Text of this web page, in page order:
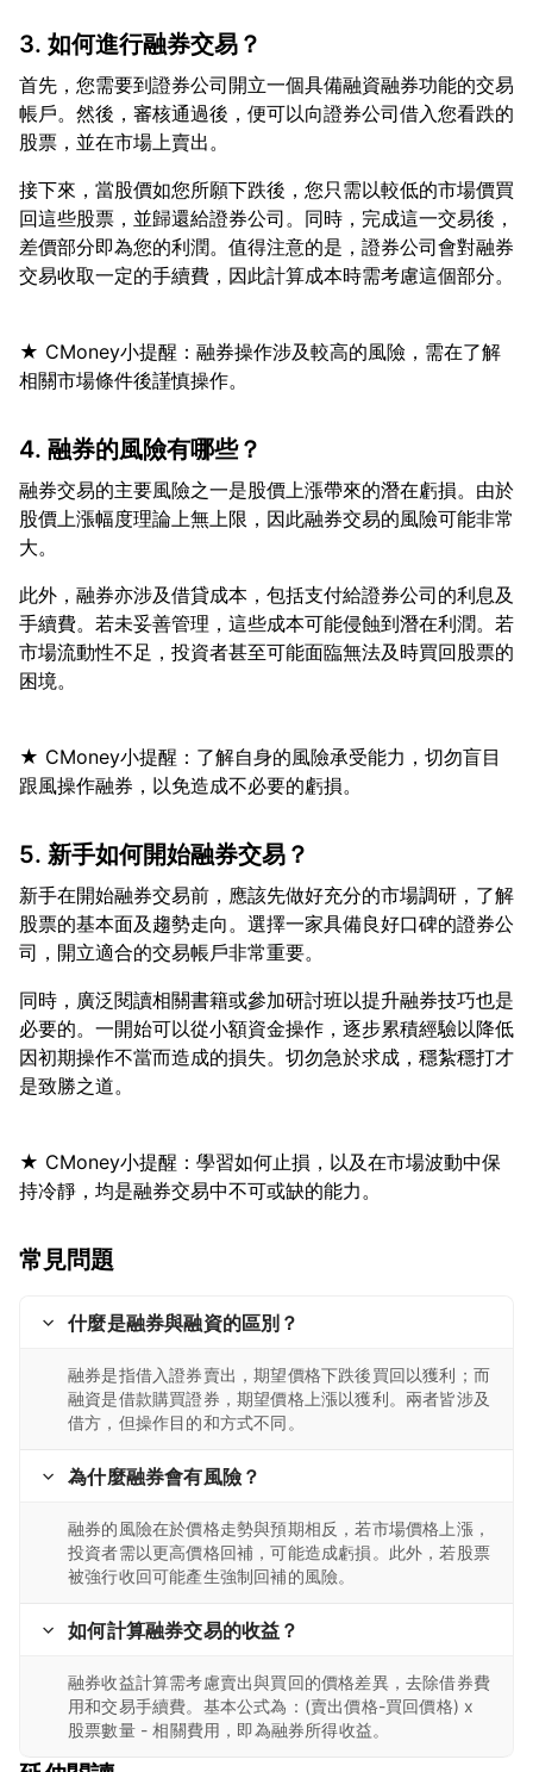
3. 如何進行融券交易？
首先，您需要到證券公司開立一個具備融資融券功能的交易
帳戶。然後，審核通過後，便可以向證券公司借入您看跌的
接下來，當股價如您所願下跌後，您只需以較低的市場價買
回這些股票，並歸還給證券公司。同時，完成這一交易後，
差價部分即為您的利潤。值得注意的是，證券公司會對融券
★ CMoney小提醒：融券操作涉及較高的風險，需在了解
4. 融券的風險有哪些？
融券交易的主要風險之一是股價上漲帶來的潛在虧損。由於
股價上漲幅度理論上無上限，因此融券交易的風險可能非常
此外，融券亦涉及借貸成本，包括支付給證券公司的利息及
手續費。若未妥善管理，這些成本可能侵蝕到潛在利潤。若
市場流動性不足，投資者甚至可能面臨無法及時買回股票的
★ CMoney小提醒：了解自身的風險承受能力，切勿盲目
5. 新手如何開始融券交易？
新手在開始融券交易前，應該先做好充分的市場調研，了解
股票的基本面及趨勢走向。選擇一家具備良好口碑的證券公
同時，廣泛閱讀相關書籍或參加研討班以提升融券技巧也是
必要的。一開始可以從小額資金操作，逐步累積經驗以降低
因初期操作不當而造成的損失。切勿急於求成，穩紮穩打才
★ CMoney小提醒：學習如何止損，以及在市場波動中保
常見問題
什麼是融券與融資的區別？
融券是指借入證券賣出，期望價格下跌後買回以獲利；而
融資是借款購買證券，期望價格上漲以獲利。兩者皆涉及
借方，但操作目的和方式不同。
為什麼融券會有風險？
融券的風險在於價格走勢與預期相反，若市場價格上漲，
投資者需以更高價格回補，可能造成虧損。此外，若股票
被強行收回可能產生強制回補的風險。
如何計算融券交易的收益？
融券收益計算需考慮賣出與買回的價格差異，去除借券費
用和交易手續費。基本公式為：(賣出價格-買回價格) x
股票數量 - 相關費用，即為融券所得收益。